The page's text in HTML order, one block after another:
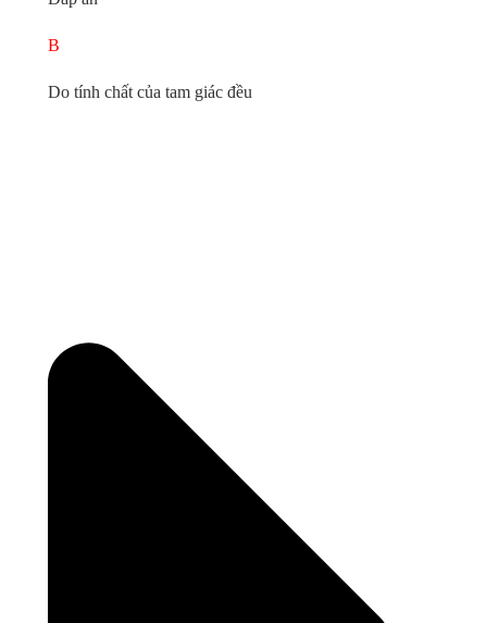
B
Do tính chất của tam giác đều